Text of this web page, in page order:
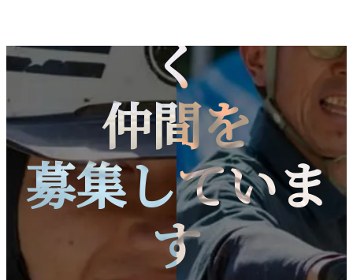
く
仲間を
募集していま
す